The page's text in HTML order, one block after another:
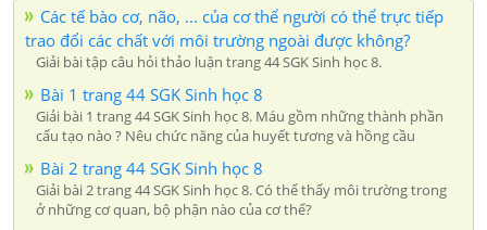
Các tế bào cơ, não, ... của cơ thể người có thể trực tiếp
trao đổi các chất với môi trường ngoài được không?
Giải bài tập câu hỏi thảo luận trang 44 SGK Sinh học 8.
Bài 1 trang 44 SGK Sinh học 8
Giải bài 1 trang 44 SGK Sinh học 8. Máu gồm những thành phần
cấu tạo nào ? Nêu chức năng của huyết tương và hồng cầu
Bài 2 trang 44 SGK Sinh học 8
Giải bài 2 trang 44 SGK Sinh học 8. Có thể thấy môi trường trong
ở những cơ quan, bộ phận nào của cơ thể?